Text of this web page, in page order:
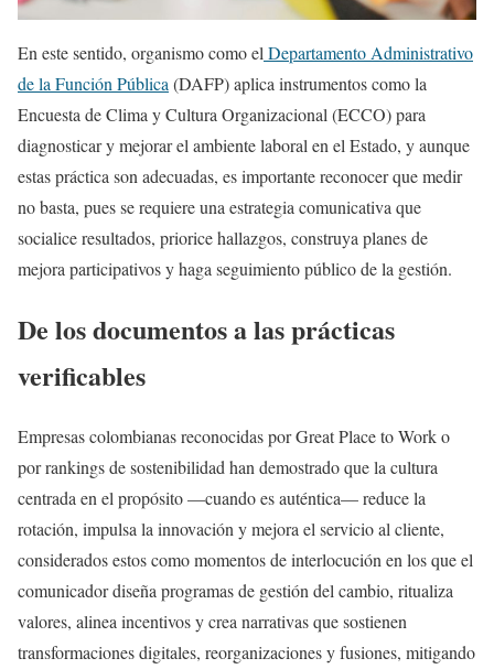
En este sentido, organismo como el Departamento Administrativo
de la Función Pública (DAFP) aplica instrumentos como la
Encuesta de Clima y Cultura Organizacional (ECCO) para
diagnosticar y mejorar el ambiente laboral en el Estado, y aunque
estas práctica son adecuadas, es importante reconocer que medir
no basta, pues se requiere una estrategia comunicativa que
socialice resultados, priorice hallazgos, construya planes de
mejora participativos y haga seguimiento público de la gestión.
De los documentos a las prácticas
verificables
Empresas colombianas reconocidas por Great Place to Work o
por rankings de sostenibilidad han demostrado que la cultura
centrada en el propósito —cuando es auténtica— reduce la
rotación, impulsa la innovación y mejora el servicio al cliente,
considerados estos como momentos de interlocución en los que el
comunicador diseña programas de gestión del cambio, ritualiza
valores, alinea incentivos y crea narrativas que sostienen
transformaciones digitales, reorganizaciones y fusiones, mitigando